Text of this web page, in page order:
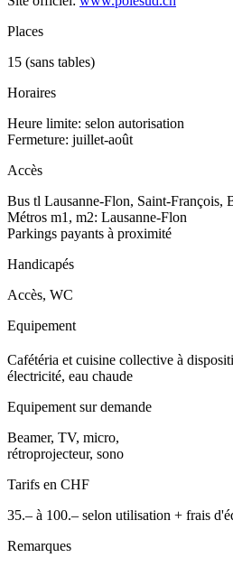
Places
15 (sans tables)
Horaires
Heure limite: selon autorisation
Fermeture: juillet-août
Accès
Bus tl Lausanne-Flon, Saint-François,
Métros m1, m2: Lausanne-Flon
Parkings payants à proximité
Handicapés
Accès, WC
Equipement
Cafétéria et cuisine collective à
électricité, eau chaude
Equipement sur demande
Beamer, TV, micro,
rétroprojecteur, sono
Tarifs en CHF
35.– à 100.– selon utilisation + frais
Remarques